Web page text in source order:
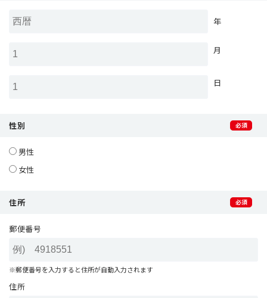
年
月
日
性別
男性
女性
住所
郵便番号
※郵便番号を入力すると住所が自動入力されます
住所